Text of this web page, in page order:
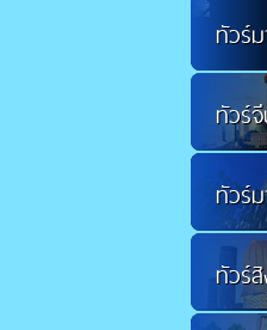
ทัวร์ม
ทัวร์
ทัวร์ม
ทัวร์